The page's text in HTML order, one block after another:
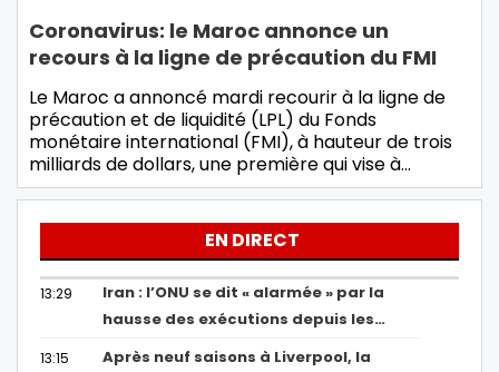
Coronavirus: le Maroc annonce un
recours à la ligne de précaution du FMI
Le Maroc a annoncé mardi recourir à la ligne de
précaution et de liquidité (LPL) du Fonds
monétaire international (FMI), à hauteur de trois
milliards de dollars, une première qui vise à…
EN DIRECT
13:29
Iran : l’ONU se dit « alarmée » par la
hausse des exécutions depuis les…
13:15
Après neuf saisons à Liverpool, la